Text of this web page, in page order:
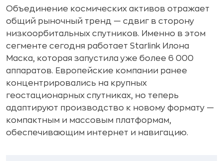
Объединение космических активов отражает
общий рыночный тренд — сдвиг в сторону
низкоорбитальных спутников. Именно в этом
сегменте сегодня работает Starlink Илона
Маска, которая запустила уже более 6 000
аппаратов. Европейские компании ранее
концентрировались на крупных
геостационарных спутниках, но теперь
адаптируют производство к новому формату —
компактным и массовым платформам,
обеспечивающим интернет и навигацию.